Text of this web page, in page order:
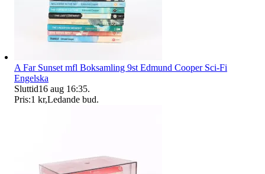
A Far Sunset mfl Boksamling 9st Edmund Cooper Sci-Fi
Engelska
Sluttid16 aug 16:35.
Pris:1 kr,Ledande bud.